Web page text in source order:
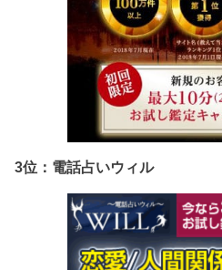
3位：電話占いウィル